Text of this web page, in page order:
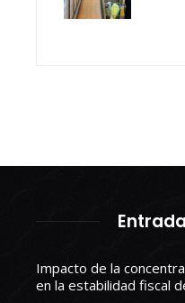
Impacto de la
en la estabilidad fiscal